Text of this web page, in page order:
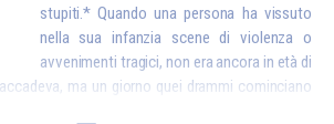
stupiti.* Quando una persona ha vissuto
nella sua infanzia scene di violenza o
avvenimenti tragici, non era ancora in età di
ma un giorno quei drammi cominciano